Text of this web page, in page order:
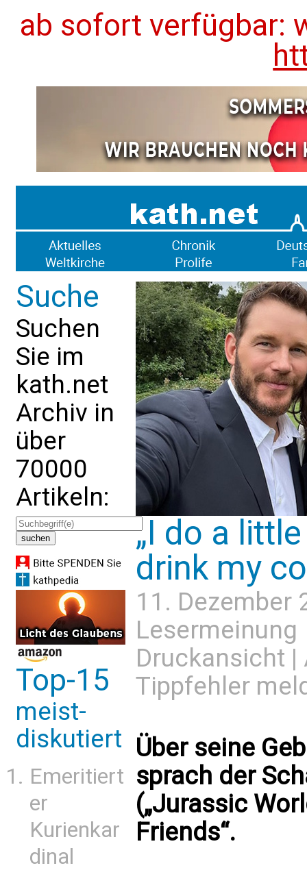
ab sofort verfügbar:
Suche
Suchen
Sie im
kath.net
Archiv in
über
70000
Artikeln:
Top-15
meist-
diskutiert
Emeritiert
er
Kurienkar
dinal
„I do a
drink my
11. Dezember
Lesermeinung
Druckansicht |
Tippfehler
Über seine
sprach der
(„Jurassic
Friends“.